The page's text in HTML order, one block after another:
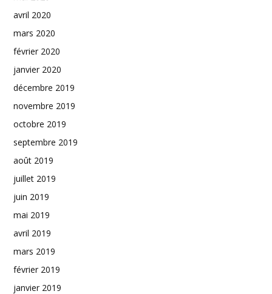
avril 2020
mars 2020
février 2020
janvier 2020
décembre 2019
novembre 2019
octobre 2019
septembre 2019
août 2019
juillet 2019
juin 2019
mai 2019
avril 2019
mars 2019
février 2019
janvier 2019